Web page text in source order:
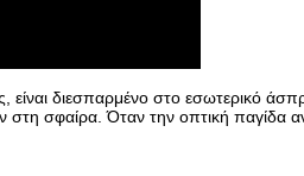
είναι διεσπαρμένο στο εσωτερικό
στη σφαίρα. Όταν την οπτική παγίδα